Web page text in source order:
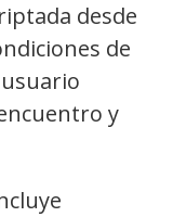
desde
de
y